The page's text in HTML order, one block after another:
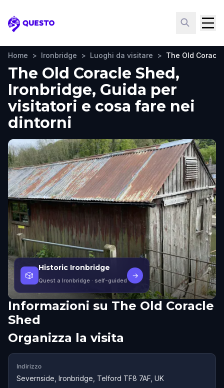
Questo
Home > Ironbridge > Luoghi da visitare > The Old
The Old Coracle Shed,
Ironbridge, Guida per
visitatori e cosa fare nei
dintorni
🎲
Historic Ironbridge
Quest a Ironbridge · self-guided
→
Informazioni su The Old Coracle
Shed
Organizza la visita
Indirizzo
Severnside, Ironbridge, Telford TF8 7AF, UK